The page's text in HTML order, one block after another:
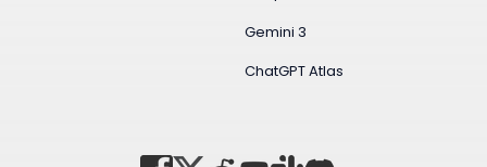
Gemini 3
ChatGPT Atlas